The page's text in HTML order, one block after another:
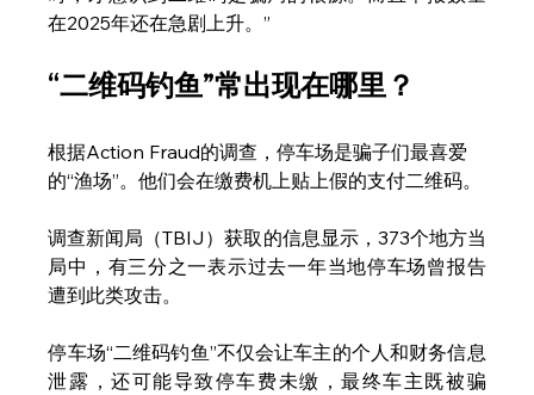
在2025年还在急剧上升。”
“二维码钓鱼”常出现在哪里？
根据Action Fraud的调查，停车场是骗子们最喜爱
的“渔场”。他们会在缴费机上贴上假的支付二维码。
调查新闻局（TBIJ）获取的信息显示，373个地方当
局中，有三分之一表示过去一年当地停车场曾报告
遭到此类攻击。
停车场“二维码钓鱼”不仅会让车主的个人和财务信息
泄露，还可能导致停车费未缴，最终车主既被骗